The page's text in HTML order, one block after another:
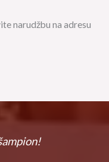
narudžbu na adresu